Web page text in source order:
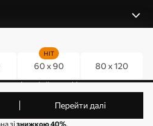
60 x 90
HIT
80 x 120
Перейти далі
зізнижкою 40%.
на файли cookie
права захищені. Власник:
ЄДРПОУ: 31780602.